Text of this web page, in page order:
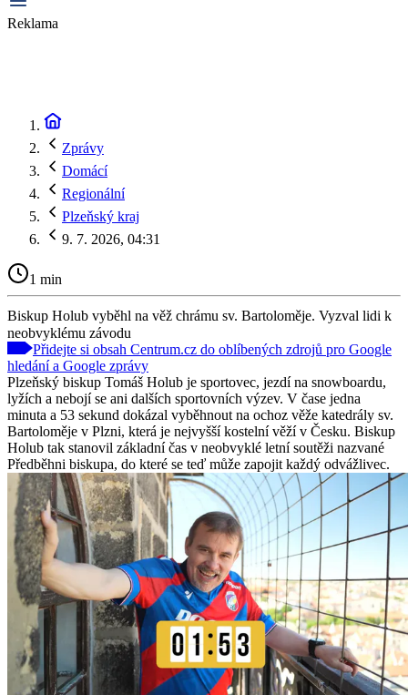
Reklama
Zprávy
Domácí
Regionální
Plzeňský kraj
9. 7. 2026, 04:31
1 min
Biskup Holub vyběhl na věž chrámu sv. Bartoloměje. Vyzval lidi k
neobvyklému závodu
Přidejte si obsah Centrum.cz do oblíbených zdrojů pro Google
hledání a Google zprávy
Plzeňský biskup Tomáš Holub je sportovec, jezdí na snowboardu,
lyžích a nebojí se ani dalších sportovních výzev. V čase jedna
minuta a 53 sekund dokázal vyběhnout na ochoz věže katedrály sv.
Bartoloměje v Plzni, která je nejvyšší kostelní věží v Česku. Biskup
Holub tak stanovil základní čas v neobvyklé letní soutěži nazvané
Předběhni biskupa, do které se teď může zapojit každý odvážlivec.